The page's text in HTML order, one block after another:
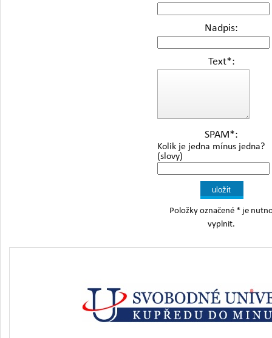
Nadpis:
Text*:
SPAM*:
Kolik je jedna mínus jedna?
(slovy)
Položky označené * je
vyplnit.